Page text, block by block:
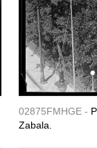
02875FMHGE -
Zabala.